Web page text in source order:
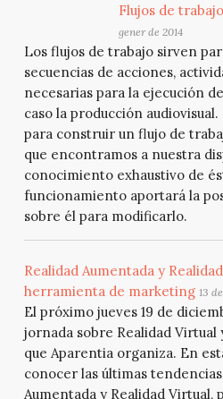
Flujos de
gener de 2014
Los flujos de trabajo sirven
secuencias de acciones,
necesarias para la ejecución
caso la producción
para construir un flujo de
que encontramos a nuestra
conocimiento exhaustivo de
funcionamiento aportará la
sobre él para modificarlo.
Realidad Aumentada y
herramienta de marketing 13
El próximo jueves 19 de
jornada sobre Realidad Virtual
que Aparentia organiza. En
conocer las últimas
Aumentada y Realidad Virtual,